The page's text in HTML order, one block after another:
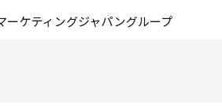
ーケティングジャパングループ